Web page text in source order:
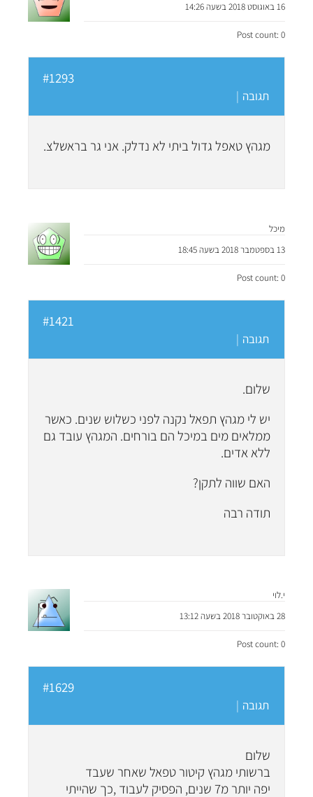
16 באוגוסט 2018 בשעה 14:26
Post count: 0
#1293
תגובה |
מגהץ טאפל גדול ביתי לא נדלק. אני גר בראשלצ.
מיכל
13 בספטמבר 2018 בשעה 18:45
Post count: 0
#1421
תגובה |
שלום.
יש לי מגהץ תפאל נקנה לפני כשלוש שנים. כאשר
ממלאים מים במיכל הם בורחים. המגהץ עובד גם
ללא אדים.
האם שווה לתקן?
תודה רבה
י.לוי
28 באוקטובר 2018 בשעה 13:12
Post count: 0
#1629
תגובה |
שלום
ברשותי מגהץ קיטור טפאל שאחר שעבד
יפה יותר מ7 שנים, הפסיק לעבוד ,כך שהייתי